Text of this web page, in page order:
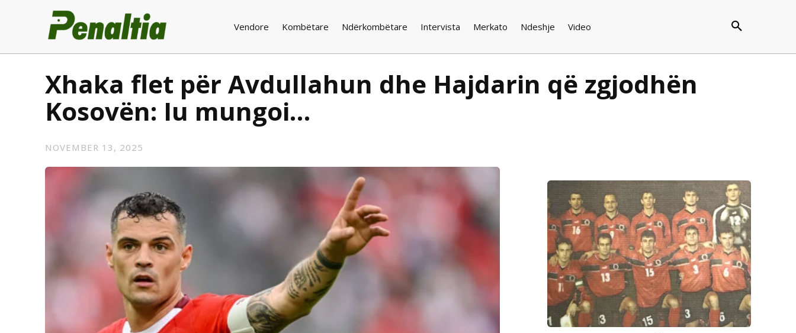
Vendore Kombëtare Ndërkombëtare Intervista Merkato Ndeshje Video
Xhaka flet për Avdullahun dhe Hajdarin që zgjodhën
Kosovën: Iu mungoi…
NOVEMBER 13, 2025